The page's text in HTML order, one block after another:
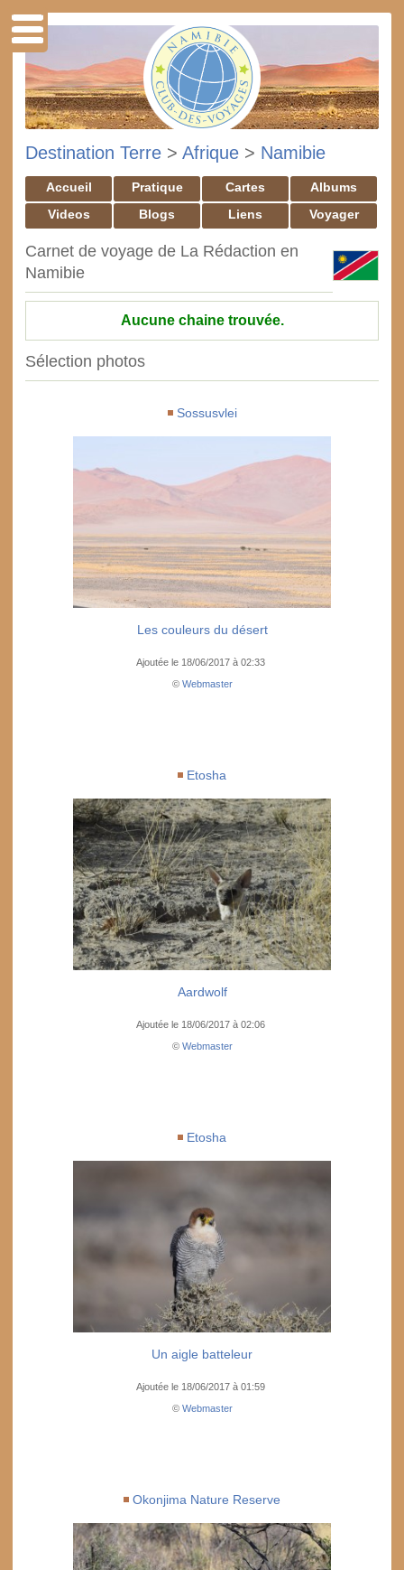
Destination Terre > Afrique > Namibie
Accueil Pratique Cartes
Albums
Videos
Blogs Liens Voyager
Carnet de voyage de La Rédaction en
Namibie
Aucune chaine trouvée.
Sélection photos
Sossusvlei
Les couleurs du désert
Ajoutée le 18/06/2017 à 02:33
© Webmaster
Etosha
Aardwolf
Ajoutée le 18/06/2017 à 02:06
© Webmaster
Etosha
Un aigle batteleur
Ajoutée le 18/06/2017 à 01:59
© Webmaster
Okonjima Nature Reserve